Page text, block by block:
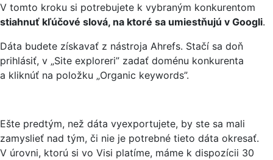
V tomto kroku si potrebujete k vybraným konkurentom
stiahnuť kľúčové slová, na ktoré sa umiestňujú v Googli.
Dáta budete získavať z nástroja Ahrefs. Stačí sa doň
prihlásiť, v „Site exploreri” zadať doménu konkurenta
a kliknúť na položku „Organic keywords”.
Ešte predtým, než dáta vyexportujete, by ste sa mali
zamyslieť nad tým, či nie je potrebné tieto dáta okresať.
V úrovni, ktorú si vo Visi platíme, máme k dispozícii 30